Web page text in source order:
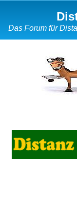
Das Forum für